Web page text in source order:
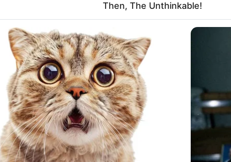
Then, The Unthinkable!